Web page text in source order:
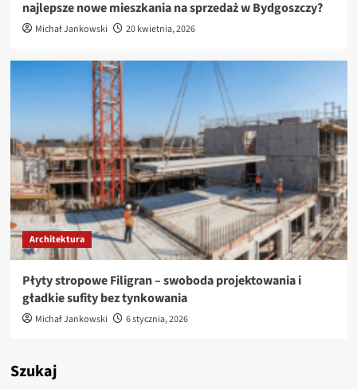
najlepsze nowe mieszkania na sprzedaż w Bydgoszczy?
Michał Jankowski 20 kwietnia, 2026
Architektura
Płyty stropowe Filigran – swoboda projektowania i
gładkie sufity bez tynkowania
Michał Jankowski 6 stycznia, 2026
Szukaj